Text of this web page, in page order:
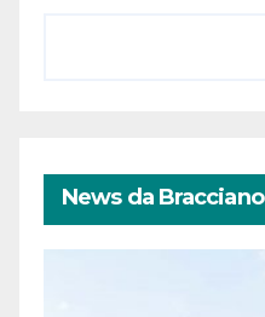
News da Bracciano